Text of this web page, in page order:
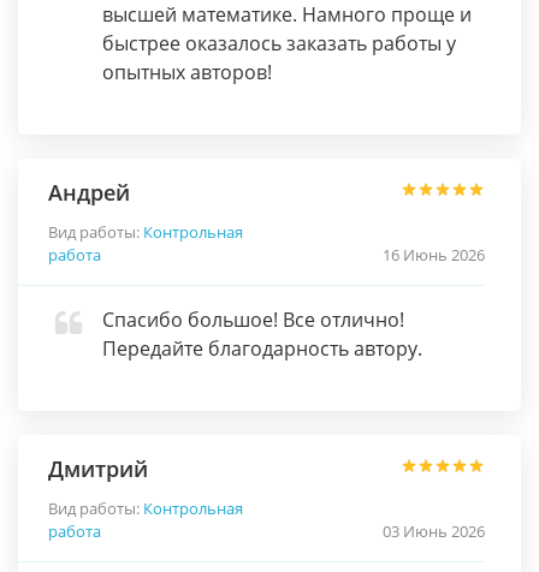
высшей математике. Намного проще и
быстрее оказалось заказать работы у
опытных авторов!
Андрей
Вид работы: Контрольная
работа
16 Июнь 2026
Спасибо большое! Все отлично!
Передайте благодарность автору.
Дмитрий
Вид работы: Контрольная
работа
03 Июнь 2026